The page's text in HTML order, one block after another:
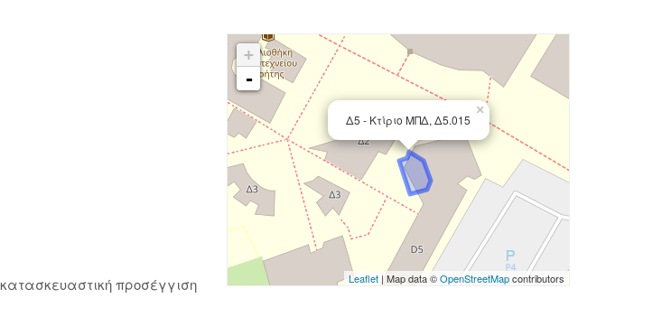
×
Δ5 - Κτίριο ΜΠΔ, Δ5.015
+
-
Leaflet | Map data ©OpenStreetMapcontributors
προσέγγιση